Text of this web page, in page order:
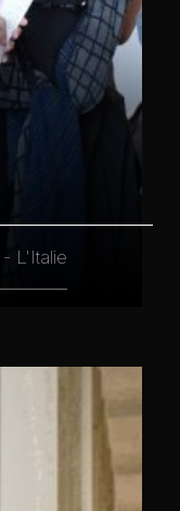
- L'Italie